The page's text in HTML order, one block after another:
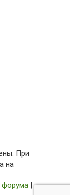
При
на
форума |